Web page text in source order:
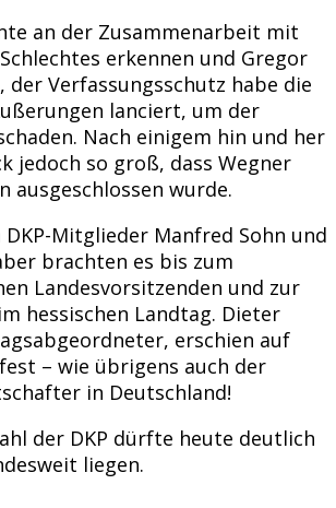
an der Zusammenarbeit mit
erkennen und Gregor
der Verfassungsschutz habe die
lanciert, um der
Nach einigem hin und her
jedoch so groß, dass Wegner
ausgeschlossen wurde.
DKP-Mitglieder Manfred Sohn und
brachten es bis zum
Landesvorsitzenden und zur
hessischen Landtag. Dieter
erschien auf
– wie übrigens auch der
in Deutschland!
der DKP dürfte heute deutlich
liegen.